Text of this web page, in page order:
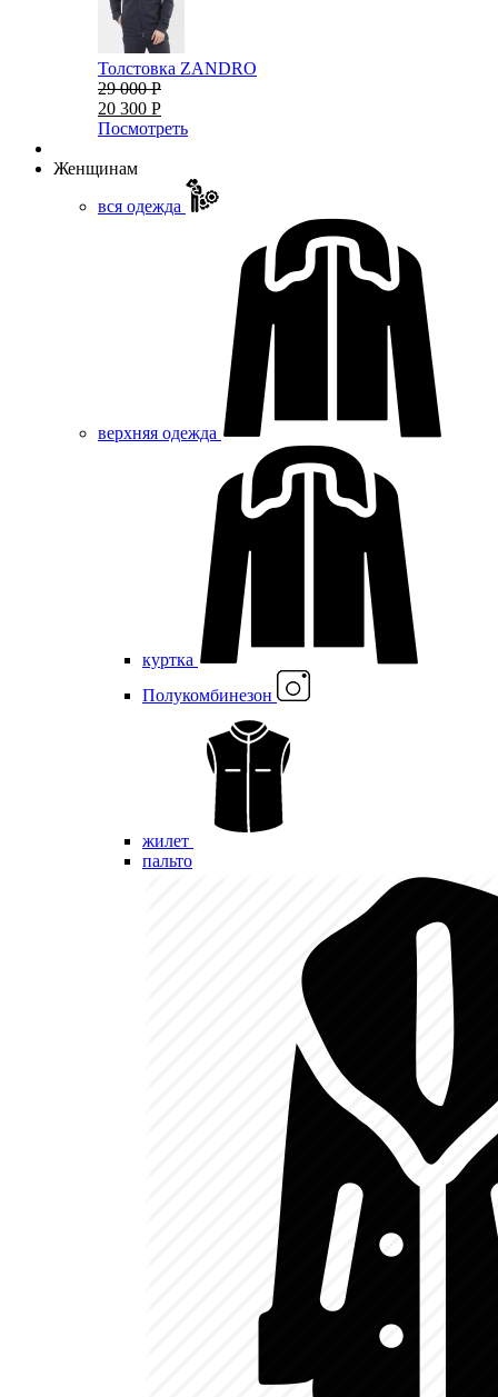
Толстовка ZANDRO
29 000 Р
20 300 Р
Посмотреть
Женщинам
вся одежда
верхняя одежда
куртка
Полукомбинезон
жилет
пальто